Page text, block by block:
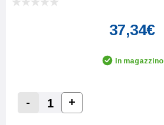
37,34€
In magazzino
Decrease Quantity:
-
Increase Quantity:
+